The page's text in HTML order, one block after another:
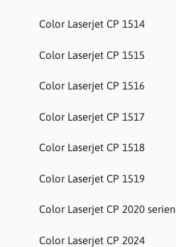
Color Laserjet CP 1514
Color Laserjet CP 1515
Color Laserjet CP 1516
Color Laserjet CP 1517
Color Laserjet CP 1518
Color Laserjet CP 1519
Color Laserjet CP 2020 serien
Color Laserjet CP 2024